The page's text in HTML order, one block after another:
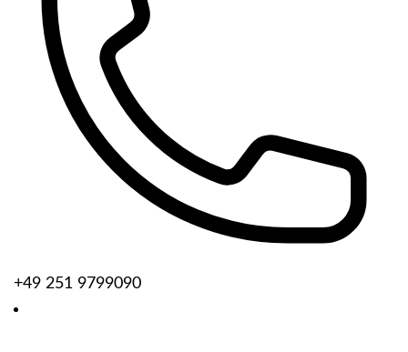
+49 251 9799090